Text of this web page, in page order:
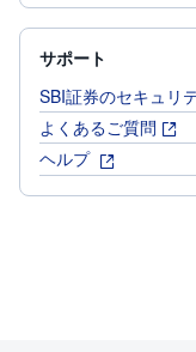
サポート
SBI証券のセキュリ
よくあるご質問
ヘルプ